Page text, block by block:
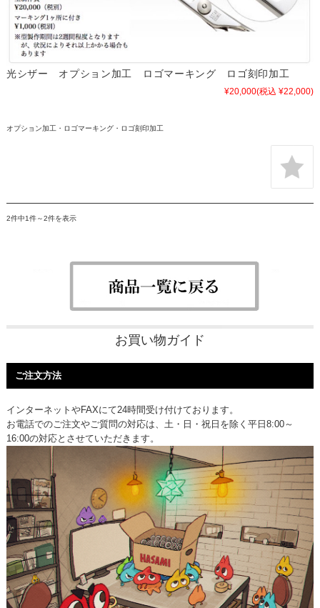
光シザー オプション加工 ロゴマーキング ロゴ刻印加工
¥20,000(税込 ¥22,000)
オプション加工・ロゴマーキング・ロゴ刻印加工
2件中1件～2件を表示
お買い物ガイド
ご注文方法
インターネットやFAXにて24時間受け付けております。
お電話でのご注文やご質問の対応は、土・日・祝日を除く平日8:00～
16:00の対応とさせていただきます。